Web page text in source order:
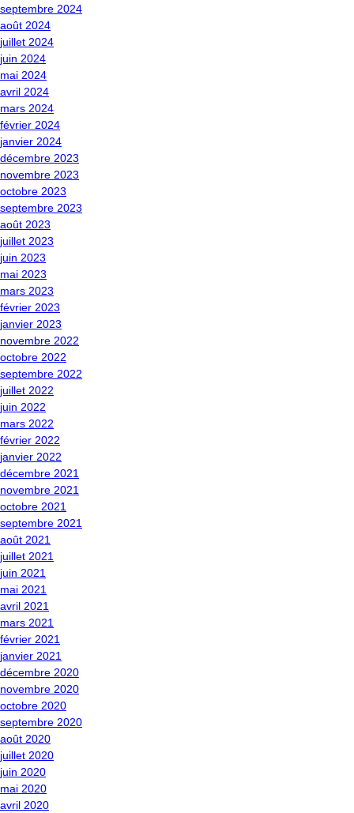
septembre 2024
août 2024
juillet 2024
juin 2024
mai 2024
avril 2024
mars 2024
février 2024
janvier 2024
décembre 2023
novembre 2023
octobre 2023
septembre 2023
août 2023
juillet 2023
juin 2023
mai 2023
mars 2023
février 2023
janvier 2023
novembre 2022
octobre 2022
septembre 2022
juillet 2022
juin 2022
mars 2022
février 2022
janvier 2022
décembre 2021
novembre 2021
octobre 2021
septembre 2021
août 2021
juillet 2021
juin 2021
mai 2021
avril 2021
mars 2021
février 2021
janvier 2021
décembre 2020
novembre 2020
octobre 2020
septembre 2020
août 2020
juillet 2020
juin 2020
mai 2020
avril 2020